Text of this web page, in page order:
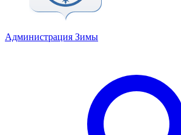
Администрация Зимы